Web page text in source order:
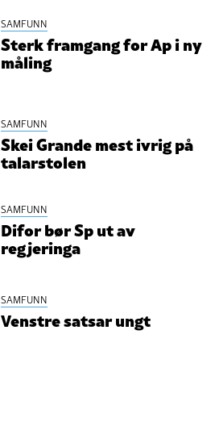
SAMFUNN
Sterk framgang for Ap i ny
måling
SAMFUNN
Skei Grande mest ivrig på
talarstolen
SAMFUNN
Difor bør Sp ut av
regjeringa
SAMFUNN
Venstre satsar ungt